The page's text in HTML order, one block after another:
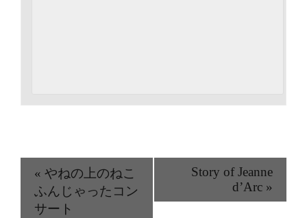
« やねの上のねこ
ふんじゃったコン
サート
Story of Jeanne
d’Arc »